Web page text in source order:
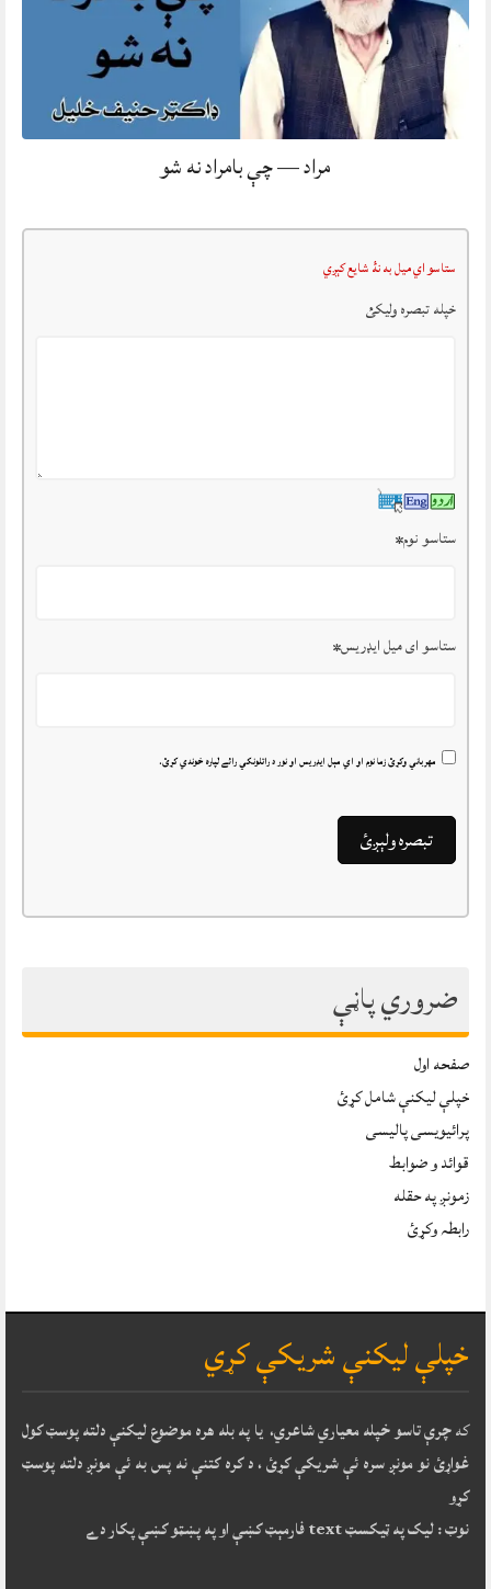
مراد — چې بامراد نه شو
ستاسو اي ميل به نۀ شايع کېږي
خپله تبصرہ وليکئ
ستاسو نوم*
ستاسو ای میل ایډریس*
مهرباني وکړئ زما نوم او اي مېل ايډريس او نور د راتلونکي رائے لپاره خوندي کړئ.
ضروري پاڼې
صفحه اول
خپلې ليکنې شامل کړئ
پرائیویسی پالیسی
قوائد و ضوابط
زمونږ په حقله
رابطہ وکړئ
خپلې ليکنې شريکې کړي
کهچرې تاسو خپله معياري شاعري، يا په بله هره موضوع ليکنې دلته پوسټ کول
غواړئ نو مونږ سره ئې شريکې کړئ ، د کره کتنې نه پس به ئې مونږ دلته پوسټ
کړو
نوټ : ليک په ټيکسټ text فارمېټ کښې او په پښټو کښې پکار دے